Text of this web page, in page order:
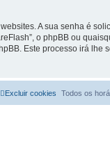
A sua senha é
o phpBB ou
Este processo irá lhe
Todos os
Excluir cookies